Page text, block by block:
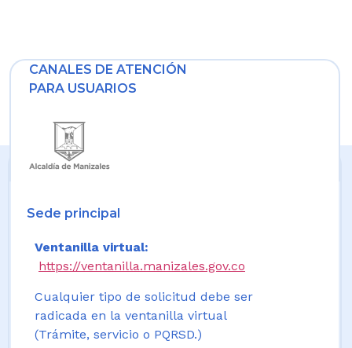
CANALES DE ATENCIÓN
PARA USUARIOS
Sede principal
Ventanilla virtual:
https://ventanilla.manizales.gov.co
Cualquier tipo de solicitud debe ser
radicada en la ventanilla virtual
(Trámite, servicio o PQRSD.)